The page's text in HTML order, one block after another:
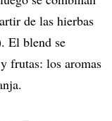
de las hierbas
El blend se
frutas: los aromas